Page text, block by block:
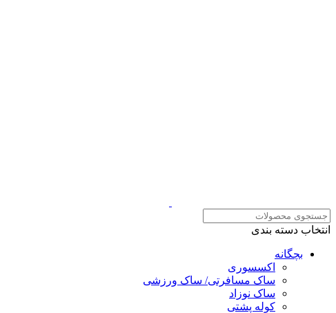
انتخاب دسته بندی
بچگانه
اکسسوری
ساک مسافرتی/ ساک ورزشی
ساک نوزاد
کوله پشتی